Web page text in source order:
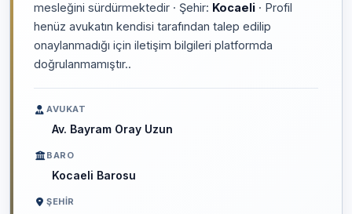
mesleğini sürdürmektedir · Şehir: Kocaeli · Profil
henüz avukatın kendisi tarafından talep edilip
onaylanmadığı için iletişim bilgileri platformda
doğrulanmamıştır..
AVUKAT
Av. Bayram Oray Uzun
BARO
Kocaeli Barosu
ŞEHIR